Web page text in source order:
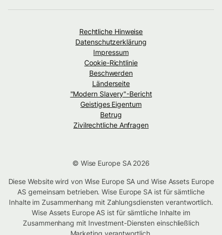
Rechtliche Hinweise
Datenschutzerklärung
Impressum
Cookie-Richtlinie
Beschwerden
Länderseite
"Modern Slavery"-Bericht
Geistiges Eigentum
Betrug
Zivilrechtliche Anfragen
© Wise Europe SA 2026
Diese Website wird von Wise Europe SA und Wise Assets Europe
AS gemeinsam betrieben. Wise Europe SA ist für sämtliche
Inhalte im Zusammenhang mit Zahlungsdiensten verantwortlich.
Wise Assets Europe AS ist für sämtliche Inhalte im
Zusammenhang mit Investment-Diensten einschließlich